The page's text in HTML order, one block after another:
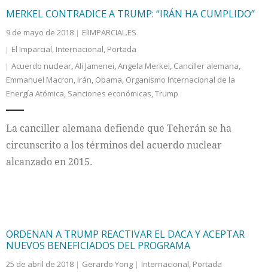
MERKEL CONTRADICE A TRUMP: “IRÁN HA CUMPLIDO”
9 de mayo de 2018
ElIMPARCIAL.ES
El Imparcial, Internacional, Portada
Acuerdo nuclear,Ali Jamenei,Angela Merkel, Canciller alemana,
Emmanuel Macron, Irán, Obama, Organismo Internacional de la
Energía Atómica, Sanciones económicas,Trump
La canciller alemana defiende que Teherán se ha
circunscrito a los términos del acuerdo nuclear
alcanzado en 2015.
ORDENAN A TRUMP REACTIVAR EL DACA Y ACEPTAR
NUEVOS BENEFICIADOS DEL PROGRAMA
25 de abril de 2018 Gerardo Yong Internacional, Portada